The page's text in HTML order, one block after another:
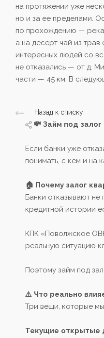
на протяжении уже
но и за ее пределами.
по прохождению — река
а на десерт чай из
интересных людей со
не отказались — от д.
части — 45 км. В
Назад к списку
💸 Займ под
Если банки уже
понимать, с кем и на
🏠 Почему залог
Банки отказывают
кредитной истории
КПК «Поволжское
реальную ситуацию
Поэтому займ под
⚠️ Что реально
Три вещи, которые
Текущие открытые